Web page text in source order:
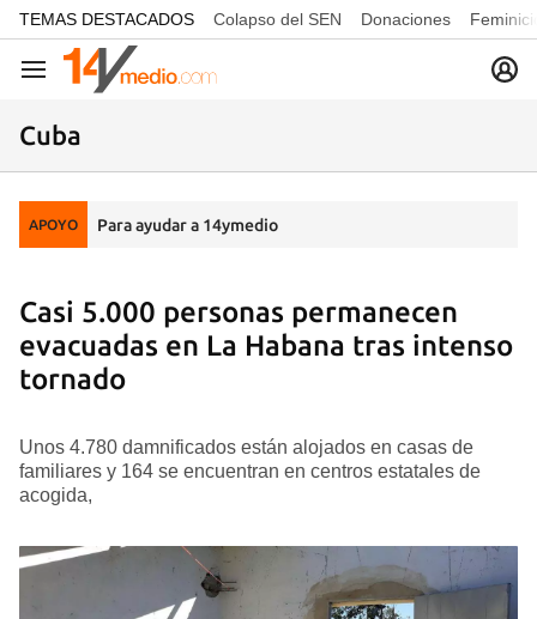
common.go-to-content
TEMAS DESTACADOS Colapso del SEN Donaciones
Navegación
Cuba
APOYO Para ayudar a 14ymedio
Casi 5.000 personas permanecen
evacuadas en La Habana tras intenso
tornado
Unos 4.780 damnificados están alojados en casas de
familiares y 164 se encuentran en centros estatales de
acogida,